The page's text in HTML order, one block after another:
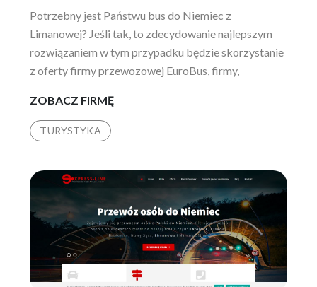
Potrzebny jest Państwu bus do Niemiec z
Limanowej? Jeśli tak, to zdecydowanie najlepszym
rozwiązaniem w tym przypadku będzie skorzystanie
z oferty firmy przewozowej EuroBus, firmy,
ZOBACZ FIRMĘEUROBUS
DO
NIEMIEC
TURYSTYKA